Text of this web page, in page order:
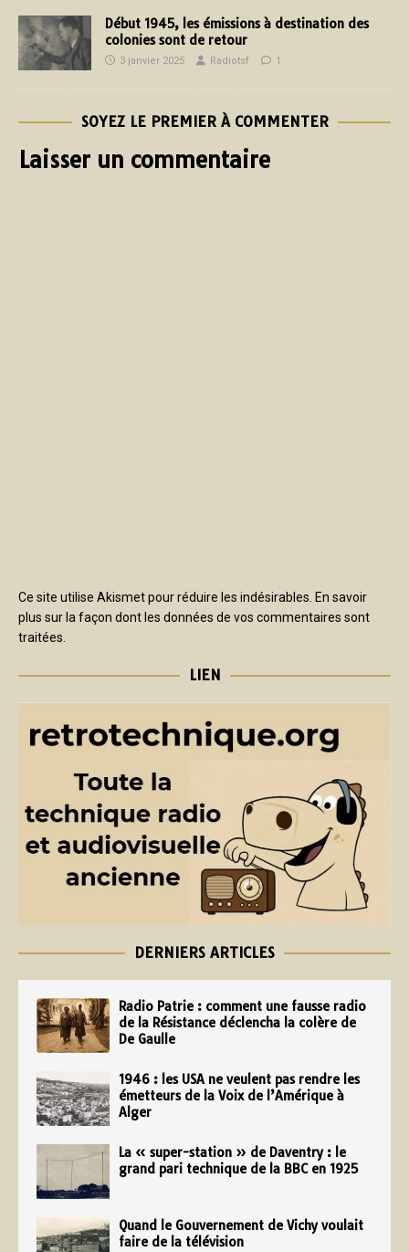
Début 1945, les émissions à destination des
colonies sont de retour
3 janvier 2025 Radiotsf 1
SOYEZ LE PREMIER À COMMENTER
Laisser un commentaire
Ce site utilise Akismet pour réduire les indésirables. En savoir
plus sur la façon dont les données de vos commentaires sont
traitées.
LIEN
DERNIERS ARTICLES
Radio Patrie : comment une fausse radio
de la Résistance déclencha la colère de
De Gaulle
1946 : les USA ne veulent pas rendre les
émetteurs de la Voix de l’Amérique à
Alger
La « super-station » de Daventry : le
grand pari technique de la BBC en 1925
Quand le Gouvernement de Vichy voulait
faire de la télévision